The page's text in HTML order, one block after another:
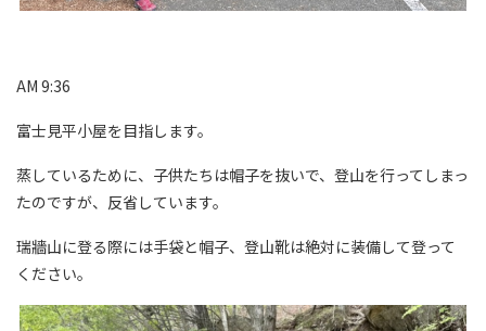
AM 9:36
富士見平小屋を目指します。
蒸しているために、子供たちは帽子を抜いで、登山を行ってしまっ
たのですが、反省しています。
瑞牆山に登る際には手袋と帽子、登山靴は絶対に装備して登って
ください。